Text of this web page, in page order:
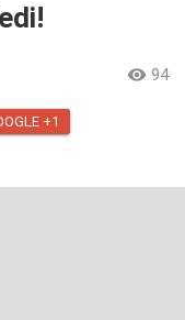
 94
+1